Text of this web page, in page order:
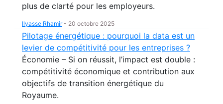
plus de clarté pour les employeurs.
Ilyasse Rhamir- 20 octobre 2025
Pilotage énergétique : pourquoi la data est un
levier de compétitivité pour les entreprises ?
Économie – Si on réussit, l’impact est double :
compétitivité économique et contribution aux
objectifs de transition énergétique du
Royaume.